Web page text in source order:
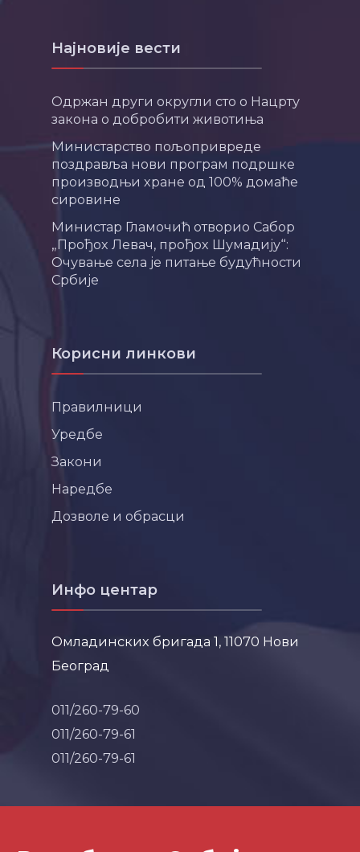
Најновије вести
Одржан други округли сто о Нацрту
закона о добробити животиња
Министарство пољопривреде
поздравља нови програм подршке
производњи хране од 100% домаће
сировине
Министар Гламочић отворио Сабор
„Прођох Левач, прођох Шумадију“:
Очување села је питање будућности
Србије
Корисни линкови
Правилници
Уредбе
Закони
Наредбе
Дозволе и обрасци
Инфо центар
Омладинских бригада 1, 11070 Нови
Београд
011/260-79-60
011/260-79-61
011/260-79-61